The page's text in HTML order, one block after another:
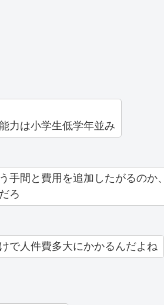
力は小学生低学年並み
手間と費用を追加したがるのか
ろ
で人件費多大にかかるんだよね